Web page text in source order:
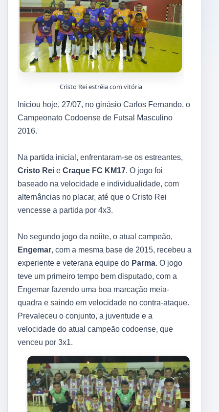
Cristo Rei estréia com vitória
Iniciou hoje, 27/07, no ginásio Carlos Fernando, o
Campeonato Codoense de Futsal Masculino
2016.
Na partida inicial, enfrentaram-se os estreantes,
Cristo Rei e Craque FC KM17. O jogo foi
baseado na velocidade e individualidade, com
alternâncias no placar, até que o Cristo Rei
vencesse a partida por 4x3.
No segundo jogo da noiite, o atual campeão,
Engemar, com a mesma base de 2015, recebeu a
experiente e veterana equipe do Parma. O jogo
teve um primeiro tempo bem disputado, com a
Engemar fazendo uma boa marcação meia-
quadra e saindo em velocidade no contra-ataque.
Prevaleceu o conjunto, a juventude e a
velocidade do atual campeão codoense, que
venceu por 3x1.